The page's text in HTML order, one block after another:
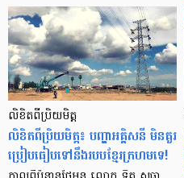
លិខិតពីប្រិយមិត្ត
លិខិតពីប្រិយមិត្ត៖ បញ្ហា​អគ្គិសនី មិនគួរ
ប្រៀបធៀបទៅនឹង​របបខ្មែរក្រហមទេ!